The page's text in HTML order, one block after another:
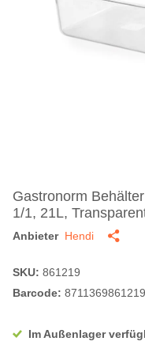
Gastronorm
1/1, 21L,
Anbieter Hendi
SKU: 861219
Barcode: 8711369861219
Im Außenlager